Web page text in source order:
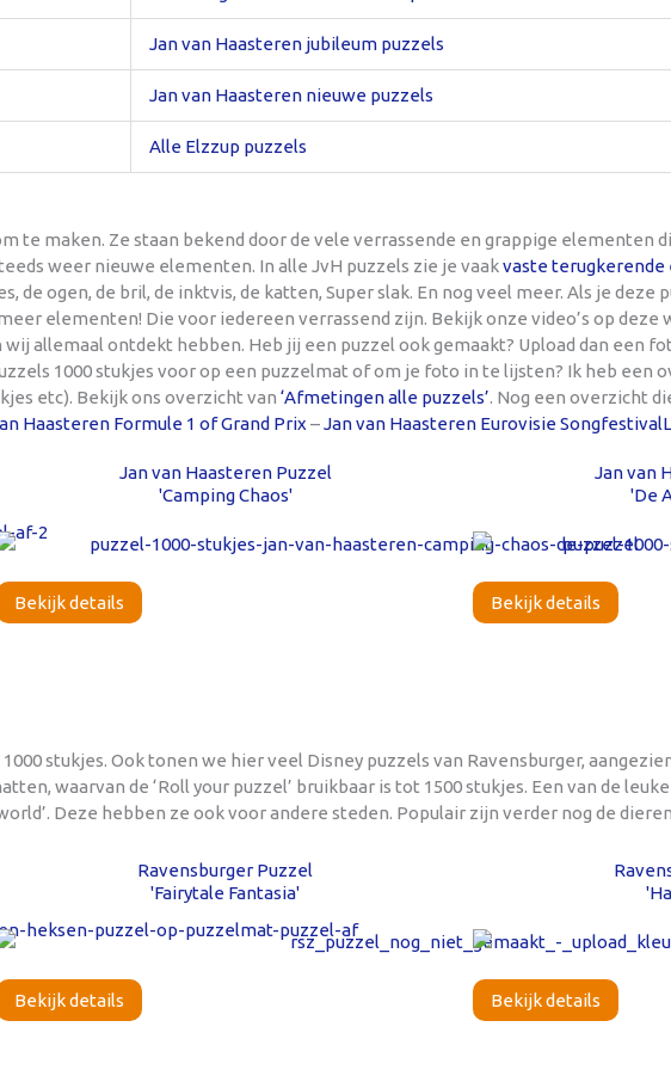
Jan van Haasteren jubileum puzzels
Jan van Haasteren nieuwe puzzels
Alle Elzzup puzzels
te maken. Ze staan bekend door de vele verrassende en grappige elementen
weer nieuwe elementen. In alle JvH puzzels zie je vaakvaste
de ogen, de bril, de inktvis, de katten, Super slak. En nog veel meer. Als je deze
elementen! Die voor iedereen verrassend zijn. Bekijk onze video’s op deze
allemaal ontdekt hebben. Heb jij een puzzel ook gemaakt? Upload dan een
1000 stukjes voor op een puzzelmat of om je foto in te lijsten? Ik heb een
etc). Bekijk ons overzicht van ‘Afmetingen alle puzzels’. Nog een overzicht
Haasteren Formule 1 of Grand Prix –Jan van Haasteren Eurovisie Songfestival
Jan van Haasteren Puzzel
'Camping Chaos'
Bekijk details
Jan van
'De
Bekijk details
stukjes. Ook tonen we hier veel Disney puzzels van Ravensburger,
waarvan de ‘Roll your puzzel’ bruikbaar is tot 1500 stukjes. Een van de
Deze hebben ze ook voor andere steden. Populair zijn verder nog de
Ravensburger Puzzel
'Fairytale Fantasia'
Bekijk details Bekijk details